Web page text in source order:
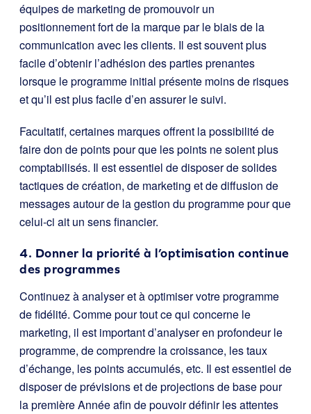
équipes de marketing de promouvoir un
positionnement fort de la marque par le biais de la
communication avec les clients. Il est souvent plus
facile d’obtenir l’adhésion des parties prenantes
lorsque le programme initial présente moins de risques
et qu’il est plus facile d’en assurer le suivi.
Facultatif, certaines marques offrent la possibilité de
faire don de points pour que les points ne soient plus
comptabilisés. Il est essentiel de disposer de solides
tactiques de création, de marketing et de diffusion de
messages autour de la gestion du programme pour que
celui-ci ait un sens financier.
4. Donner la priorité à l’optimisation continue
des programmes
Continuez à analyser et à optimiser votre programme
de fidélité. Comme pour tout ce qui concerne le
marketing, il est important d’analyser en profondeur le
programme, de comprendre la croissance, les taux
d’échange, les points accumulés, etc. Il est essentiel de
disposer de prévisions et de projections de base pour
la première Année afin de pouvoir définir les attentes